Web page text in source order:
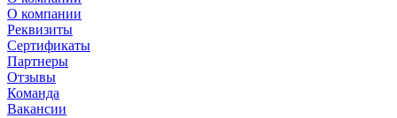
О компании
Реквизиты
Сертификаты
Партнеры
Отзывы
Команда
Вакансии